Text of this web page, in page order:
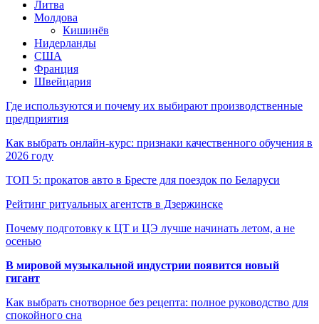
Литва
Молдова
Кишинёв
Нидерланды
США
Франция
Швейцария
Где используются и почему их выбирают производственные
предприятия
Как выбрать онлайн-курс: признаки качественного обучения в
2026 году
ТОП 5: прокатов авто в Бресте для поездок по Беларуси
Рейтинг ритуальных агентств в Дзержинске
Почему подготовку к ЦТ и ЦЭ лучше начинать летом, а не
осенью
В мировой музыкальной индустрии появится новый
гигант
Как выбрать снотворное без рецепта: полное руководство для
спокойного сна